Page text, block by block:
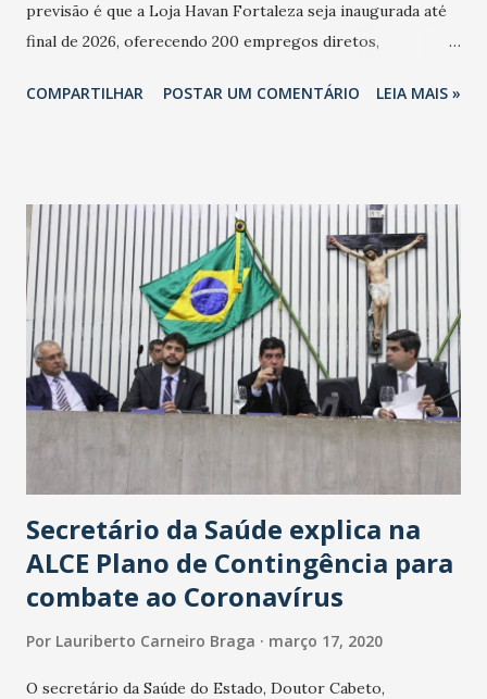
previsão é que a Loja Havan Fortaleza seja inaugurada até
final de 2026, oferecendo 200 empregos diretos,
Havan Fortaleza ainda não foi anunciada oficialmente, mas
COMPARTILHAR POSTAR UM COMENTÁRIO LEIA MAIS »
Secretário da Saúde explica na
ALCE Plano de Contingência para
combate ao Coronavírus
Por Lauriberto Carneiro Braga março 17, 2020
O secretário da Saúde do Estado, Doutor Cabeto,